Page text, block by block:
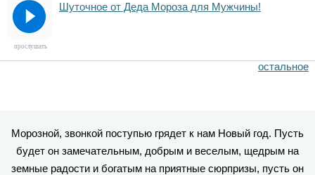
Шуточное от Деда Мороза для Мужчины!
прослушать
остальное
Морозной, звонкой поступью грядет к нам Новый год. Пусть
будет он замечательным, добрым и веселым, щедрым на
земные радости и богатым на приятные сюрпризы, пусть он